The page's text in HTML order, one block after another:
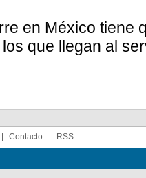
en México tiene
que llegan al
Contacto RSS